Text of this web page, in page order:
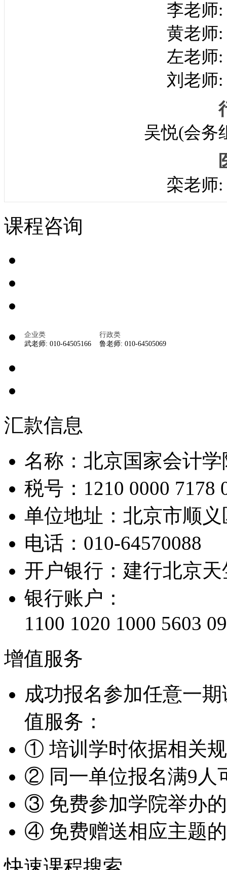
李老师:
黄老师:
左老师:
刘老师:
吴悦(会务
栾老师:
课程咨询
企业类
武老师: 010-64505166
行政类
鲁老师: 010-64505069
汇款信息
名称：北京国家会计学
税号：1210 0000 7178
单位地址：北京市顺
电话：010-64570088
开户银行：建行北京
银行账户：
1100 1020 1000 5603
增值服务
成功报名参加任意一
值服务：
① 培训学时依据相关
② 同一单位报名满9人
③ 免费参加学院举办
④ 免费赠送相应主题